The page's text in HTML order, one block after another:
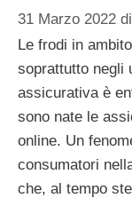
31 Marzo 2022 di
Le frodi in
soprattutto negli
assicurativa è
sono nate le
online. Un
consumatori
che, al tempo